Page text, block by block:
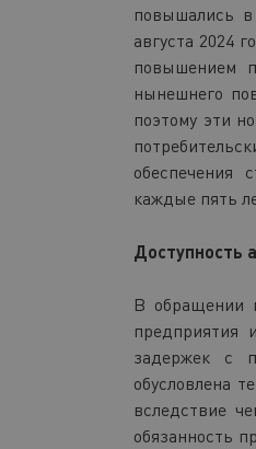
повышались
августа 2024
повышением
нынешнего
поэтому эти
обеспечения
каждые пять
Доступность
В обращении
предприятия
задержек с
обусловлена
вследствие
обязанность